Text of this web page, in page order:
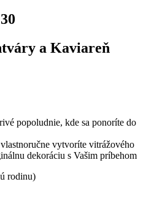
a Kaviareň
popoludnie, kde sa ponoríte do
vytvoríte vitrážového
dekoráciu s Vašim príbehom
rodinu)